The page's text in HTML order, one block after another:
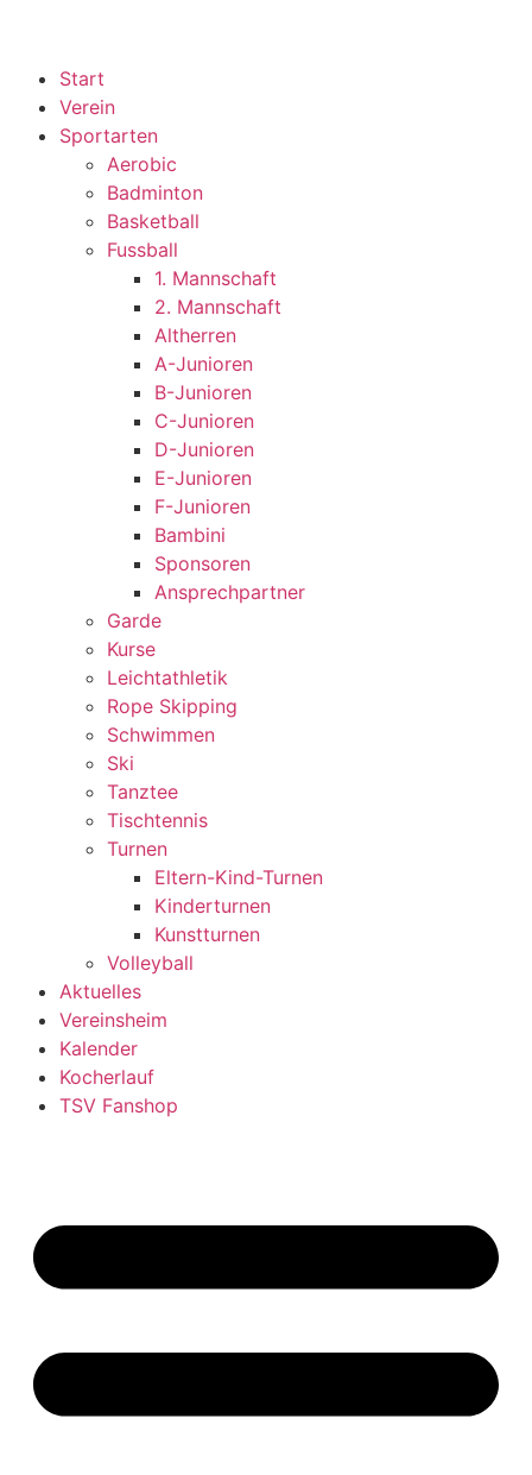
Start
Verein
Sportarten
Aerobic
Badminton
Basketball
Fussball
1. Mannschaft
2. Mannschaft
Altherren
A-Junioren
B-Junioren
C-Junioren
D-Junioren
E-Junioren
F-Junioren
Bambini
Sponsoren
Ansprechpartner
Garde
Kurse
Leichtathletik
Rope Skipping
Schwimmen
Ski
Tanztee
Tischtennis
Turnen
Eltern-Kind-Turnen
Kinderturnen
Kunstturnen
Volleyball
Aktuelles
Vereinsheim
Kalender
Kocherlauf
TSV Fanshop